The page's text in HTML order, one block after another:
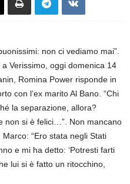
non ci vediamo mai”.
Verissimo, oggi domenica 14
Romina Power risponde in
con l’ex marito Al Bano. “Chi
la separazione, allora?
non si è felici…”. Non mancano
“Ero stata negli Stati
e mi ha detto: ‘Potresti farti
lui si è fatto un ritocchino,